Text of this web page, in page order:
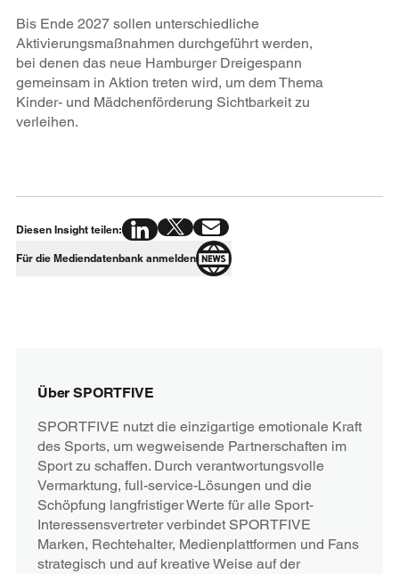
Bis Ende 2027 sollen unterschiedliche
Aktivierungsmaßnahmen durchgeführt werden,
bei denen das neue Hamburger Dreigespann
gemeinsam in Aktion treten wird, um dem Thema
Kinder- und Mädchenförderung Sichtbarkeit zu
verleihen.
Diesen Insight teilen:
Für die Mediendatenbank anmelden
Über SPORTFIVE
SPORTFIVE nutzt die einzigartige emotionale Kraft
des Sports, um wegweisende Partnerschaften im
Sport zu schaffen. Durch verantwortungsvolle
Vermarktung, full-service-Lösungen und die
Schöpfung langfristiger Werte für alle Sport-
Interessensvertreter verbindet SPORTFIVE
Marken, Rechtehalter, Medienplattformen und Fans
strategisch und auf kreative Weise auf der